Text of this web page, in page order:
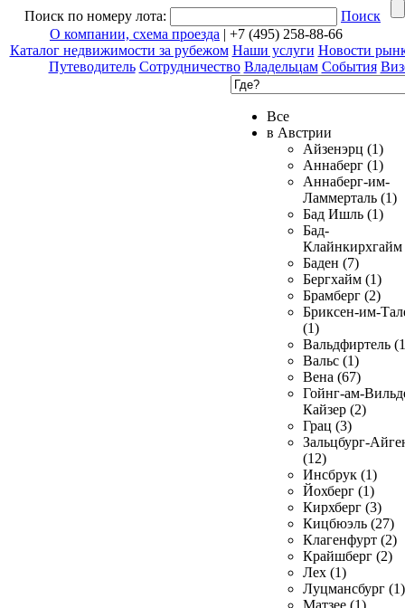
Поиск по номеру лота:
Поиск
О компании, схема проезда | +7 (495) 258-88-66
Каталог недвижимости за рубежом Наши услуги Новости
Путеводитель Сотрудничество Владельцам События
Все
в Австрии
Айзенэрц (1)
Аннаберг (1)
Аннаберг-им-
Ламмерталь (1)
Бад Ишль (1)
Бад-
Клайнкирхгайм
Баден (7)
Бергхайм (1)
Брамберг (2)
Бриксен-им-
(1)
Вальдфиртель
Вальс (1)
Вена (67)
Гойнг-ам-
Кайзер (2)
Грац (3)
Зальцбург-
(12)
Инсбрук (1)
Йохберг (1)
Кирхберг (3)
Кицбюэль (27)
Клагенфурт (2)
Крайшберг (2)
Лех (1)
Луцмансбург (1)
Матзее (1)